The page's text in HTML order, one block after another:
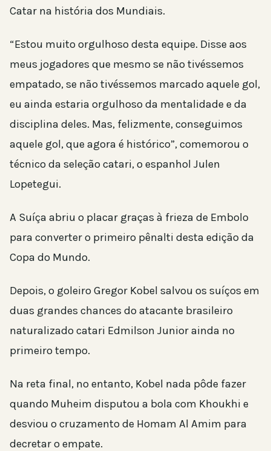
Catar na história dos Mundiais.
“Estou muito orgulhoso desta equipe. Disse aos
meus jogadores que mesmo se não tivéssemos
empatado, se não tivéssemos marcado aquele gol,
eu ainda estaria orgulhoso da mentalidade e da
disciplina deles. Mas, felizmente, conseguimos
aquele gol, que agora é histórico”, comemorou o
técnico da seleção catari, o espanhol Julen
Lopetegui.
A Suíça abriu o placar graças à frieza de Embolo
para converter o primeiro pênalti desta edição da
Copa do Mundo.
Depois, o goleiro Gregor Kobel salvou os suíços em
duas grandes chances do atacante brasileiro
naturalizado catari Edmilson Junior ainda no
primeiro tempo.
Na reta final, no entanto, Kobel nada pôde fazer
quando Muheim disputou a bola com Khoukhi e
desviou o cruzamento de Homam Al Amim para
decretar o empate.